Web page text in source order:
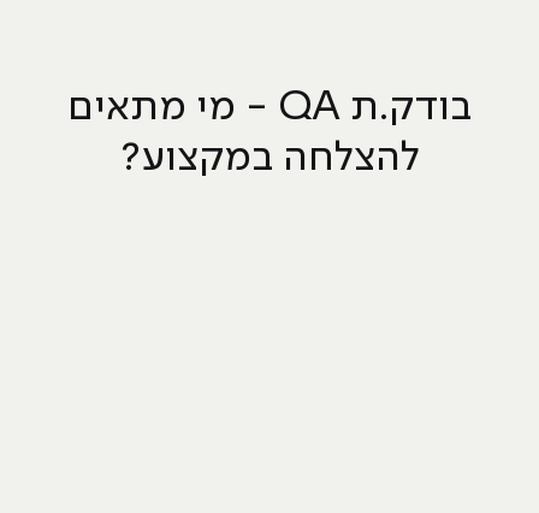
בודק.ת QA - מי מתאים
להצלחה במקצוע?